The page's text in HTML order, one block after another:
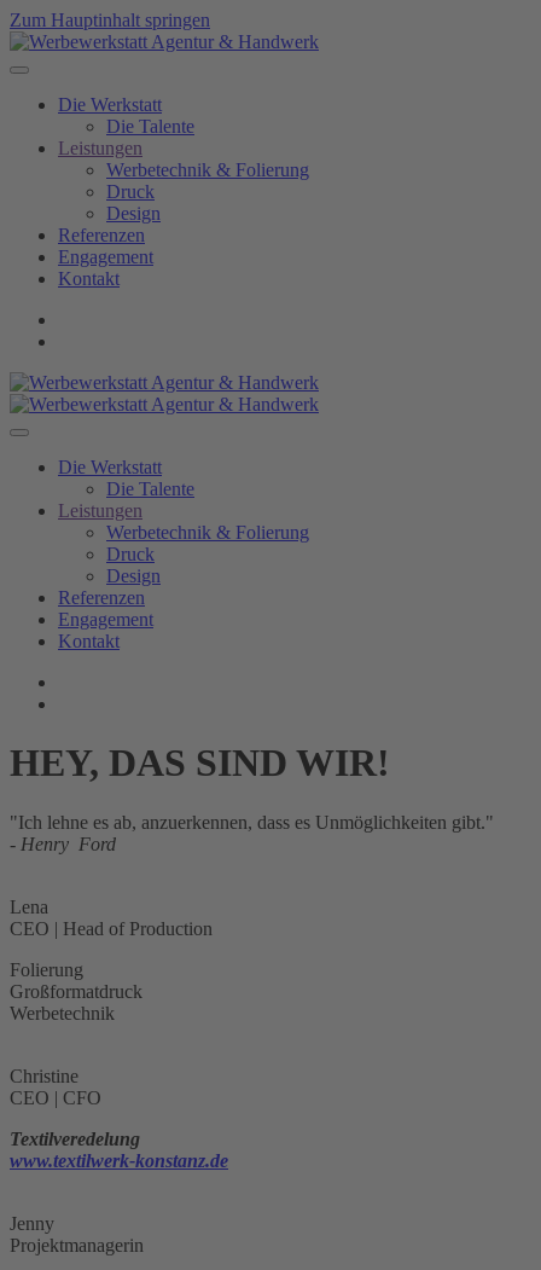
Zum Hauptinhalt springen
Die Werkstatt
Die Talente
Leistungen
Werbetechnik & Folierung
Druck
Design
Referenzen
Engagement
Kontakt
Die Werkstatt
Die Talente
Leistungen
Werbetechnik & Folierung
Druck
Design
Referenzen
Engagement
Kontakt
HEY, DAS SIND WIR!
"Ich lehne es ab, anzuerkennen, dass es Unmöglichkeiten gibt."
- Henry Ford
Lena
CEO | Head of Production
Folierung
Großformatdruck
Werbetechnik
Christine
CEO | CFO
Textilveredelung
www.textilwerk-konstanz.de
Jenny
Projektmanagerin